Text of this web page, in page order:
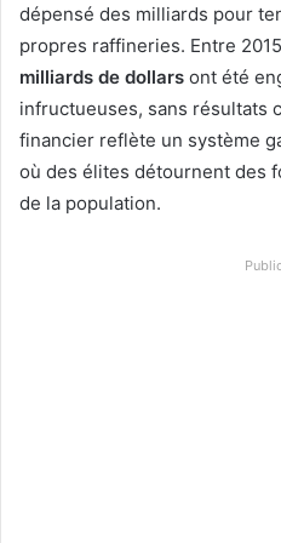
dépensé des milliards pour
propres raffineries. Entre
milliards de dollars ont été
infructueuses, sans résultats
financier reflète un système
où des élites détournent des
de la population.